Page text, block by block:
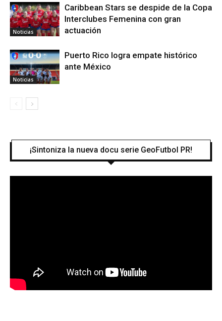
Noticias
Caribbean Stars se despide de la Copa
Interclubes Femenina con gran
actuación
Noticias
Puerto Rico logra empate histórico
ante México
¡Sintoniza la nueva docu serie GeoFutbol PR!